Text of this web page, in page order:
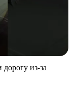
из-за